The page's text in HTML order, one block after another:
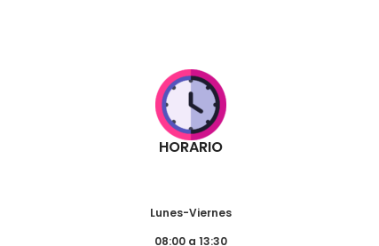
HORARIO
Lunes-Viernes
08:00 a 13:30